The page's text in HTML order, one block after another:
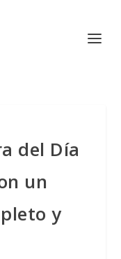
del Día
un
y